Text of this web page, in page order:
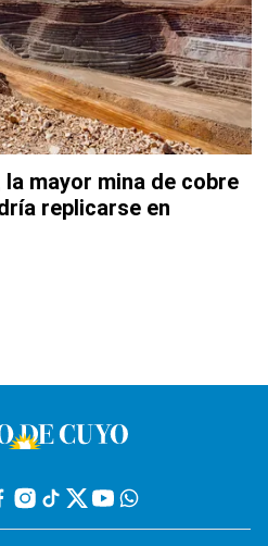
mayor mina de cobre
replicarse en